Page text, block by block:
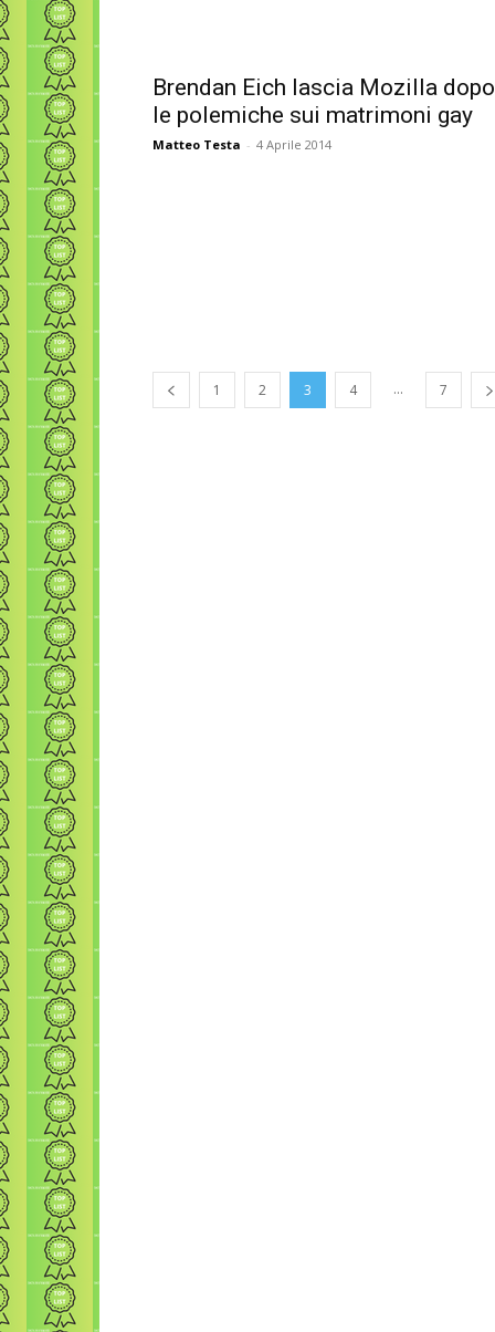
Brendan Eich lascia Mozilla dopo
le polemiche sui matrimoni gay
Matteo Testa - 4 Aprile 2014
1 2 3 4 ... 7